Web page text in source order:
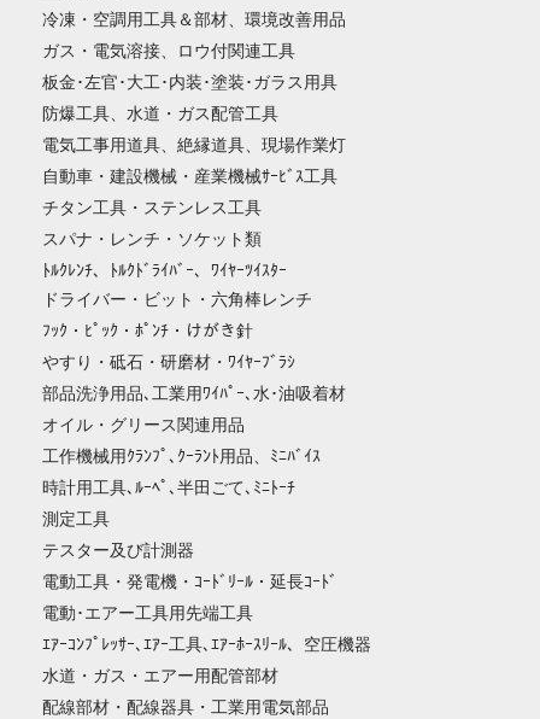
冷凍・空調用工具＆部材、環境改善用品
ガス・電気溶接、ロウ付関連工具
板金･左官･大工･内装･塗装･ガラス用具
防爆工具、水道・ガス配管工具
電気工事用道具、絶縁道具、現場作業灯
自動車・建設機械・産業機械ｻｰﾋﾞｽ工具
チタン工具・ステンレス工具
スパナ・レンチ・ソケット類
ﾄﾙｸﾚﾝﾁ、ﾄﾙｸﾄﾞﾗｲﾊﾞｰ、ﾜｲﾔｰﾂｲｽﾀｰ
ドライバー・ビット・六角棒レンチ
ﾌｯｸ・ﾋﾟｯｸ・ﾎﾟﾝﾁ・けがき針
やすり・砥石・研磨材・ﾜｲﾔｰﾌﾞﾗｼ
部品洗浄用品､工業用ﾜｲﾊﾟｰ､水･油吸着材
オイル・グリース関連用品
工作機械用ｸﾗﾝﾌﾟ､ｸｰﾗﾝﾄ用品、ﾐﾆﾊﾞｲｽ
時計用工具､ﾙｰﾍﾟ､半田ごて､ﾐﾆﾄｰﾁ
測定工具
テスター及び計測器
電動工具・発電機・ｺｰﾄﾞﾘｰﾙ・延長ｺｰﾄﾞ
電動･エアー工具用先端工具
ｴｱｰｺﾝﾌﾟﾚｯｻｰ､ｴｱｰ工具､ｴｱｰﾎｰｽﾘｰﾙ、空圧機器
水道・ガス・エアー用配管部材
配線部材・配線器具・工業用電気部品